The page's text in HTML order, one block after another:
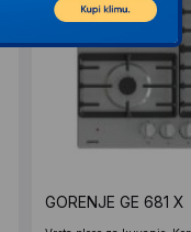
GORENJE GE 681 X